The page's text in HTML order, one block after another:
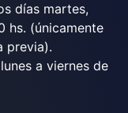
días martes,
hs. (únicamente
previa).
a viernes de